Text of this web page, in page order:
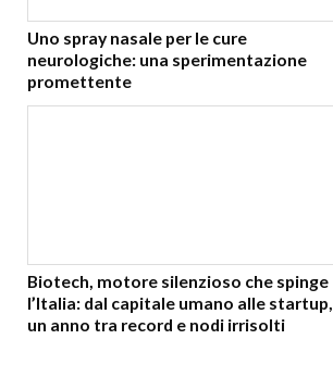
Uno spray nasale per le cure
neurologiche: una sperimentazione
promettente
Biotech, motore silenzioso che spinge
l’Italia: dal capitale umano alle startup,
un anno tra record e nodi irrisolti